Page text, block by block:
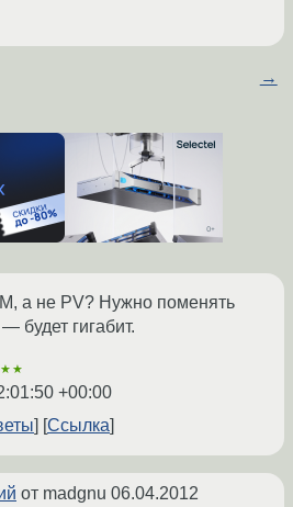
→
а не PV? Нужно поменять
будет гигабит.
+00:00
Ссылка
от madgnu 06.04.2012